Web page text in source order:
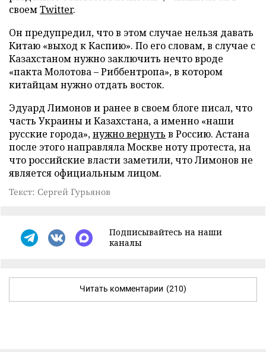
своемTwitter.
Он предупредил, что в этом случае нельзя давать
Китаю «выход к Каспию». По его словам, в случае с
Казахстаном нужно заключить нечто вроде
«пакта Молотова – Риббентропа», в котором
китайцам нужно отдать восток.
Эдуард Лимонов и ранее в своем блоге писал, что
часть Украины и Казахстана, а именно «наши
русские города»,нужно вернуть в Россию. Астана
после этого направляла Москве ноту протеста, на
что российские власти заметили, что Лимонов не
является официальным лицом.
Текст: Сергей Гурьянов
Подписывайтесь на наши
каналы
Читать комментарии (210)